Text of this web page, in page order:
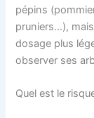
pépins
pruniers…),
dosage plus
observer ses
Quel est le